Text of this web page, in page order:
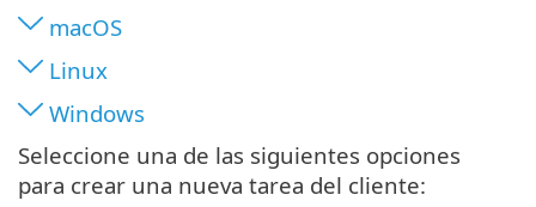
macOS
Linux
Windows
Seleccione una de las siguientes opciones
para crear una nueva tarea del cliente: